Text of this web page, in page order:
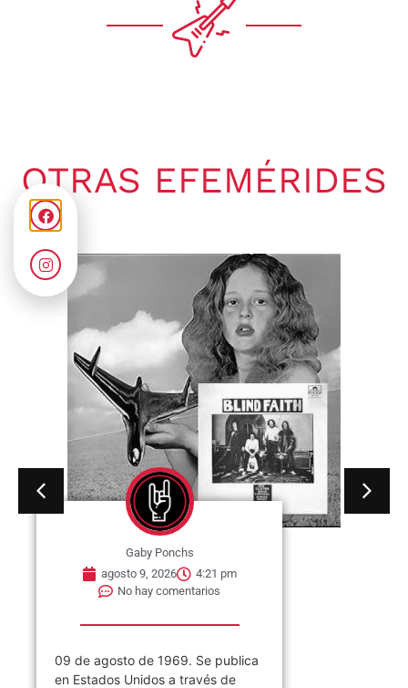
OTRAS EFEMÉRIDES
Gaby Ponchs
agosto 9, 2026
4:21 pm
No hay comentarios
09 de agosto de 1969. Se publica
en Estados Unidos a través de